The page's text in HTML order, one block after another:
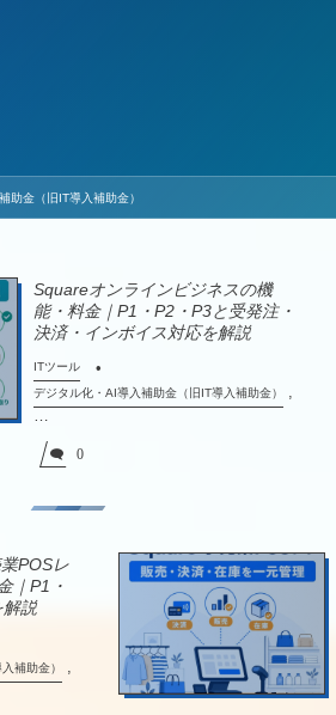
助金（旧IT導入補助金）
Squareオンラインビジネスの機
能・料金｜P1・P2・P3と受発注・
決済・インボイス対応を解説
ITツール
デジタル化・AI導入補助金（旧IT導入補助金）
,
…
0
POSレ
｜P1・
解説
補助金）
,